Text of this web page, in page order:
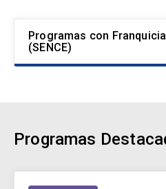
Educación
Programas con
(SENCE)
Programas